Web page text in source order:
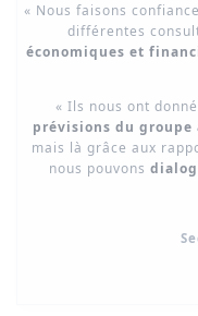
« Nous faisons
différentes
économiques et
« Ils nous ont
prévisions du groupe
mais là grâce aux
nous pouvons